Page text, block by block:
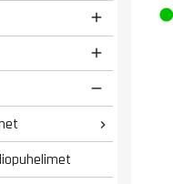



